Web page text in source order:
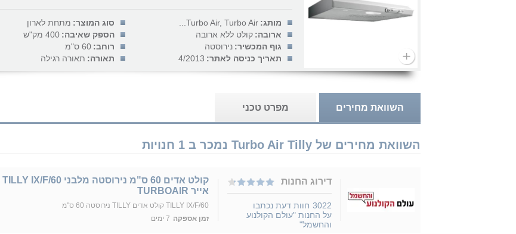
מותג: Turbo Air, Turbo Air... סוג המוצר: מתחת לארון
ארובה: קולט ללא ארובה הספק שאיבה: 400 מק"ש
גוף המכשיר: נירוסטה רוחב: 60 ס"מ
תאריך כניסה לאתר: 4/2013 תאורה: תאורה רגילה
השוואת מחירים מפרט טכני
השוואת מחירים של Turbo Air Tilly נמכר ב 1 חנויות
דירוג החנות
3022 חוות דעת נכתבו
על החנות "עולם הקולנוע
והחשמל"
אייר TURBOAIR
TILLY IX/F/60 קולט אדים TILLY נירוסטה 60 ס"מ
זמן אספקה 7 ימים